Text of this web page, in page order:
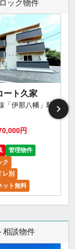
ック物件
ート久家
「伊那八幡」駅
円
管理物件
ク
レ別
ット無料
相談物件